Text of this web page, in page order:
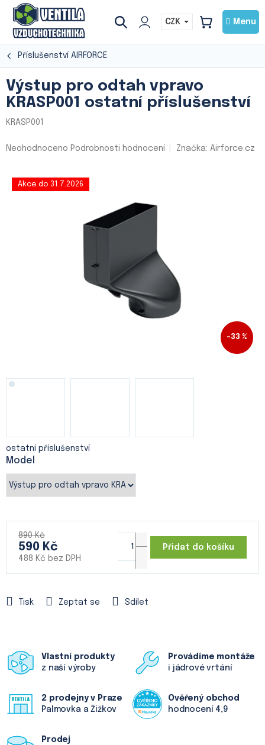
Přejít
obsah
CZK
NÁKUPNÍ
Příslušenství AIRFORCE
Výstup pro odtah vpravo
KRASP001 ostatní příslušenství
KRASP001
Průměrné
0,0
Neohodnoceno Podrobnosti hodnocení Značka: Airforce.cz
–33 %
Akce do 31.7.2026
Model
ostatní příslušenství
Tisk Zeptat se Sdílet
890 Kč
590 Kč
488 Kč bez DPH
Přidat do košíku
Vlastní produkty
z naší výroby
Provádíme montáže
i jádrové vrtání
2 prodejny v Praze
Palmovka a Žižkov
Ověřený obchod
hodnocení 4,9
Prodej